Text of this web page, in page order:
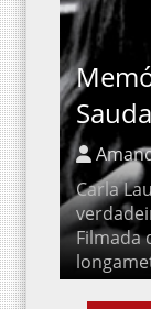
Carla
Filmada